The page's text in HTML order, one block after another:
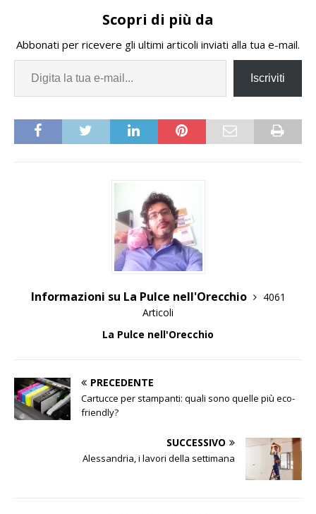
Scopri di più da
Abbonati per ricevere gli ultimi articoli inviati alla tua e-mail.
Iscriviti
Informazioni su La Pulce nell'Orecchio
4061
Articoli
La Pulce nell'Orecchio
PRECEDENTE
Cartucce per stampanti: quali sono quelle più eco-
friendly?
SUCCESSIVO
Alessandria, i lavori della settimana